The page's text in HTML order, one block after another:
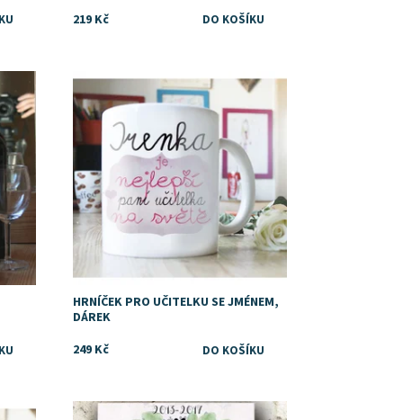
219 Kč
Dostupnost: Skladem
HRNÍČEK PRO UČITELKU SE JMÉNEM,
DÁREK
249 Kč
Dostupnost: Skladem